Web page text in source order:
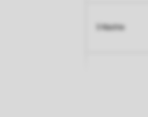
5 Nächte